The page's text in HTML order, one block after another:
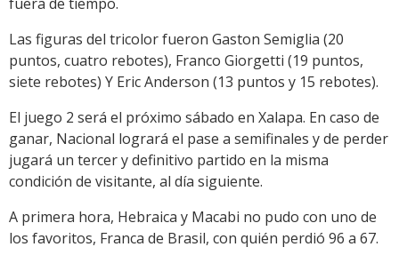
Las figuras del tricolor fueron Gaston Semiglia (20
puntos, cuatro rebotes), Franco Giorgetti (19 puntos,
siete rebotes) Y Eric Anderson (13 puntos y 15 rebotes).
El juego 2 será el próximo sábado en Xalapa. En caso de
ganar, Nacional logrará el pase a semifinales y de perder
jugará un tercer y definitivo partido en la misma
condición de visitante, al día siguiente.
A primera hora, Hebraica y Macabi no pudo con uno de
los favoritos, Franca de Brasil, con quién perdió 96 a 67.